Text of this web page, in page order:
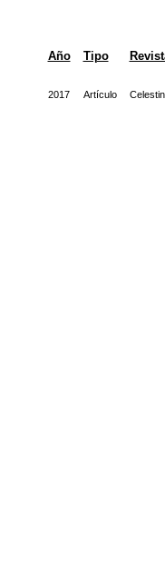
Año Tipo
2017 Artículo